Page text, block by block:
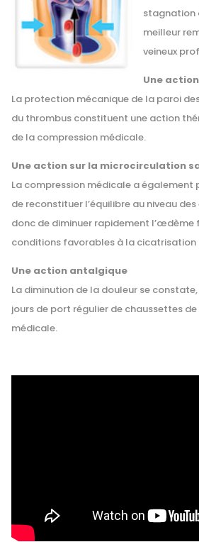
stagnation
meilleur
veineux
Une
La protection mécanique de la paroi
du thrombus constituent une action
de la compression médicale.
Une action sur la microcirculation
La compression médicale a également
de reconstituer l’équilibre au niveau
donc de diminuer rapidement l’œdème
conditions favorables à la cicatrisation
Une action antalgique
La diminution de la douleur se constate,
jours de port régulier de chaussettes
médicale.